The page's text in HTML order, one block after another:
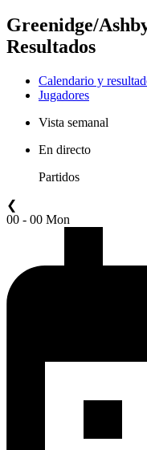
Greenidge/
Resultados
Calendario y
Jugadores
Vista semanal
En directo
Partidos
❮
00 - 00 Mon